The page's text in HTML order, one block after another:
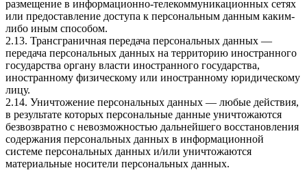
размещение в информационно-телекоммуникационных сетях
или предоставление доступа к персональным данным каким-
либо иным способом.
2.13. Трансграничная передача персональных данных —
передача персональных данных на территорию иностранного
государства органу власти иностранного государства,
иностранному физическому или иностранному юридическому
лицу.
2.14. Уничтожение персональных данных — любые действия,
в результате которых персональные данные уничтожаются
безвозвратно с невозможностью дальнейшего восстановления
содержания персональных данных в информационной
системе персональных данных и/или уничтожаются
материальные носители персональных данных.